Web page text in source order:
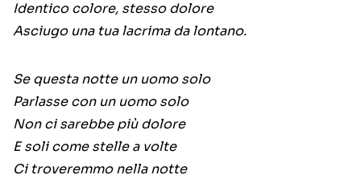
Identico colore, stesso dolore
Asciugo una tua lacrima da lontano.
Se questa notte un uomo solo
Parlasse con un uomo solo
Non ci sarebbe più dolore
E soli come stelle a volte
Ci troveremmo nella notte